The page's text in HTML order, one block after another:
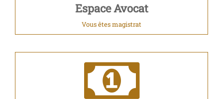
Espace Avocat
Vous êtes magistrat